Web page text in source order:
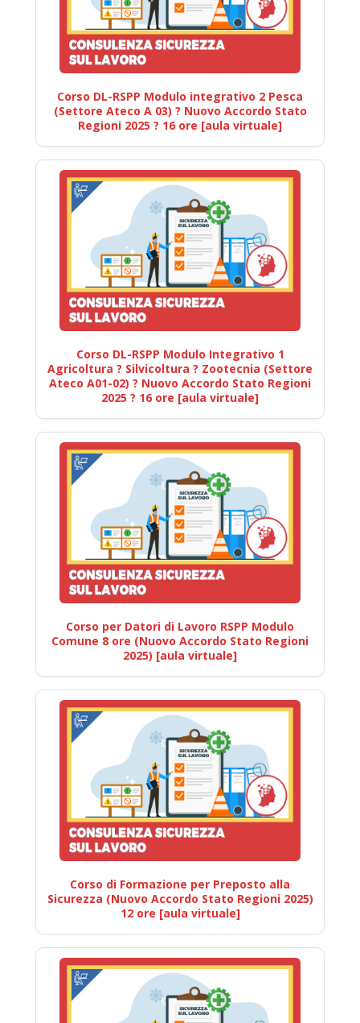
Corso DL-RSPP Modulo integrativo 2 Pesca
(Settore Ateco A 03) ? Nuovo Accordo Stato
Regioni 2025 ? 16 ore [aula virtuale]
Corso DL-RSPP Modulo Integrativo 1
Agricoltura ? Silvicoltura ? Zootecnia (Settore
Ateco A01-02) ? Nuovo Accordo Stato Regioni
2025 ? 16 ore [aula virtuale]
Corso per Datori di Lavoro RSPP Modulo
Comune 8 ore (Nuovo Accordo Stato Regioni
2025) [aula virtuale]
Corso di Formazione per Preposto alla
Sicurezza (Nuovo Accordo Stato Regioni 2025)
12 ore [aula virtuale]